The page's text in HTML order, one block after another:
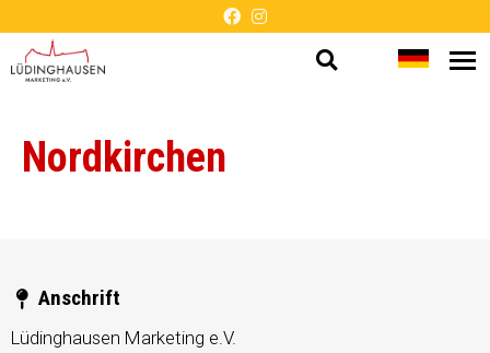
Suche
Sprache
Nordkirchen
Anschrift
Lüdinghausen Marketing e.V.